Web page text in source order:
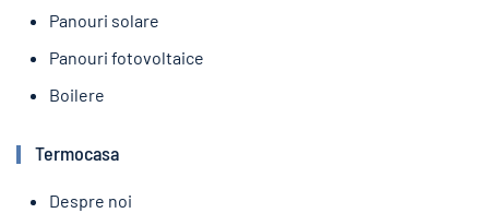
Panouri solare
Panouri fotovoltaice
Boilere
Termocasa
Despre noi